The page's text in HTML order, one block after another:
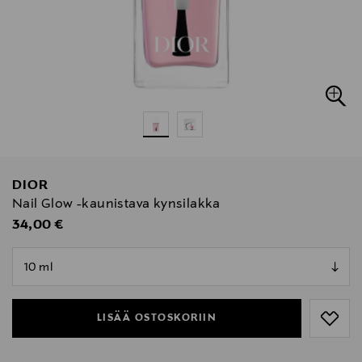
DIOR
Nail Glow -kaunistava kynsilakka
Original Price
34,00 €
LISÄÄ OSTOSKORIIN
null